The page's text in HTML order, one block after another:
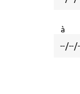
à